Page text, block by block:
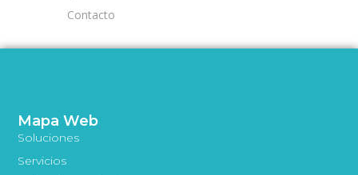
Contacto
Mapa Web
Soluciones
Servicios